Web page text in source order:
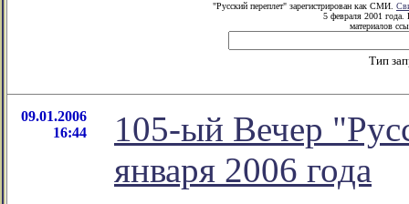
"Русский переплет" зарегистрирован как СМИ.
5 февраля 2001 года.
материалов
Тип
09.01.2006
16:44
105-ый Вечер
января 2006 года